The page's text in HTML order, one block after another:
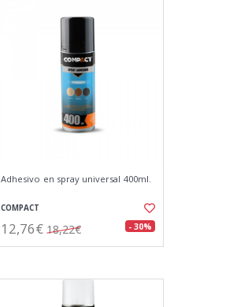
Adhesivo en spray universal 400ml.
COMPACT
12,76€ 18,22€ - 30%